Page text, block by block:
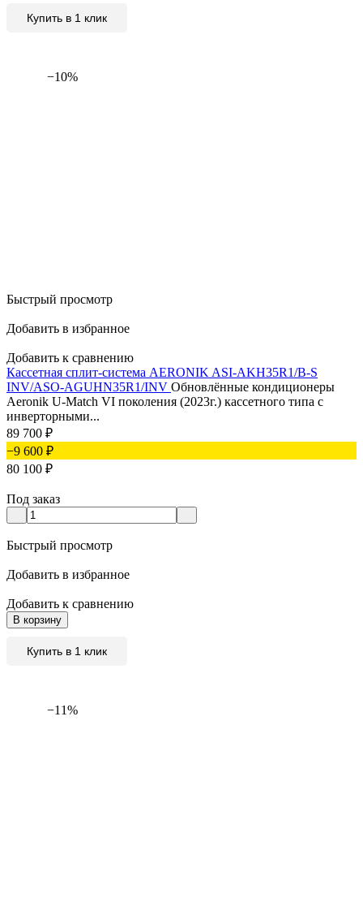
Купить в 1 клик
−10%
Быстрый просмотр
Добавить в избранное
Добавить к сравнению
Кассетная сплит-система AERONIK ASI-AKH35R1/B-S
INV/ASO-AGUHN35R1/INV Обновлённые кондиционеры
Aeronik U-Match VI поколения (2023г.) кассетного типа с
инверторными...
89 700 ₽
−9 600 ₽
80 100 ₽
Под заказ
Быстрый просмотр
Добавить в избранное
Добавить к сравнению
В корзину
Купить в 1 клик
−11%